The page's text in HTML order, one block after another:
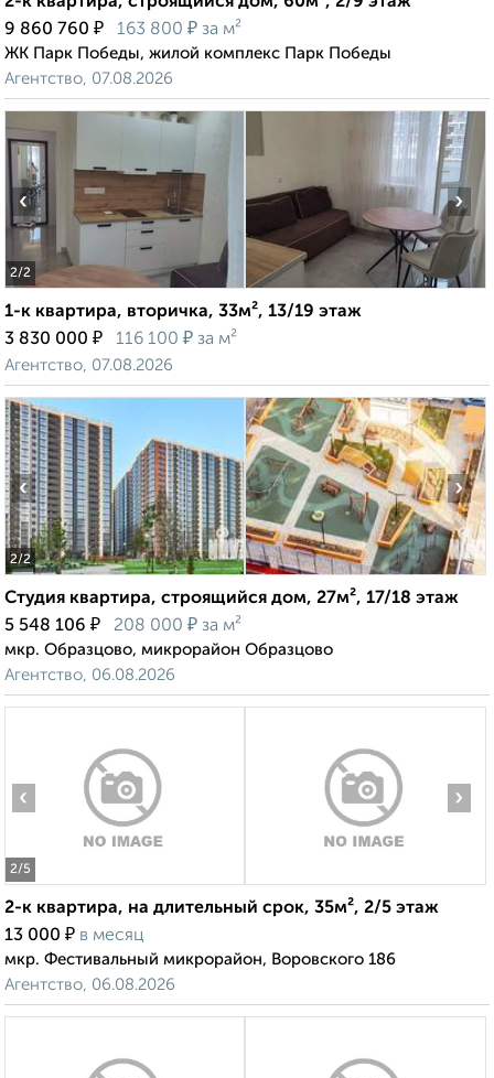
9 860 760 ₽ 163 800 ₽ за м²
ЖК Парк Победы, жилой комплекс Парк Победы
Агентство, 07.08.2026
2/2
‹ ›
1-к квартира, вторичка, 33м², 13/19 этаж
3 830 000 ₽ 116 100 ₽ за м²
Агентство, 07.08.2026
2/2
‹ ›
Студия квартира, строящийся дом, 27м², 17/18 этаж
5 548 106 ₽ 208 000 ₽ за м²
мкр. Образцово, микрорайон Образцово
Агентство, 06.08.2026
2/5
‹ ›
2-к квартира, на длительный срок, 35м², 2/5 этаж
13 000 ₽ в месяц
мкр. Фестивальный микрорайон, Воровского 186
Агентство, 06.08.2026